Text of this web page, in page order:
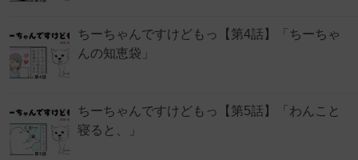
ちーちゃんですけどもっ【第4話】「ちーちゃ
んの知恵袋」
ちーちゃんですけどもっ【第5話】「わんこと
寝ると、」